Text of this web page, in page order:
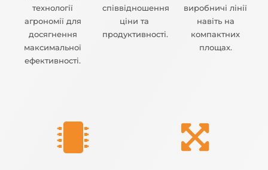
технології
агрономії для
досягнення
максимальної
ефективності.
співвідношення
ціни та
продуктивності.
виробничі лінії
навіть на
компактних
площах.